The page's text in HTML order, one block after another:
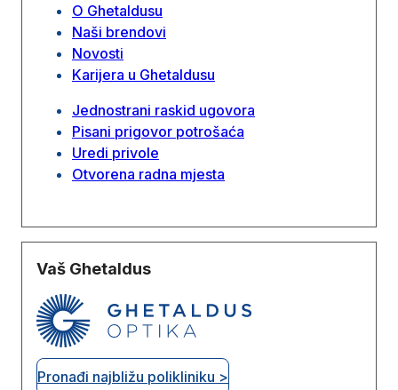
O Ghetaldusu
Naši brendovi
Novosti
Karijera u Ghetaldusu
Jednostrani raskid ugovora
Pisani prigovor potrošaća
Uredi privole
Otvorena radna mjesta
Vaš Ghetaldus
Pronađi najbližu polikliniku >